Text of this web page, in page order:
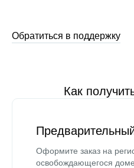
Обратиться в поддержку
Как
Оформите заказ на
освобождающегося